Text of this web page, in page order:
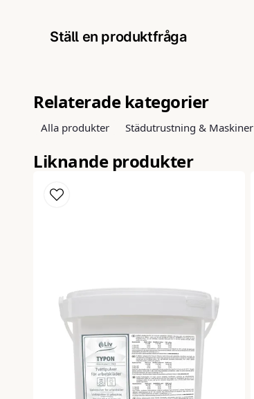
Ställ en produktfråga
name
Namn
Relaterade kategorier
Alla produkter Städutrustning & Maskiner
Liknande produkter